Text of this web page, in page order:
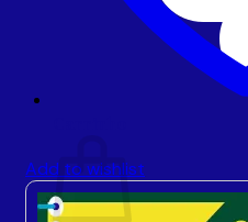
Add to wishlist